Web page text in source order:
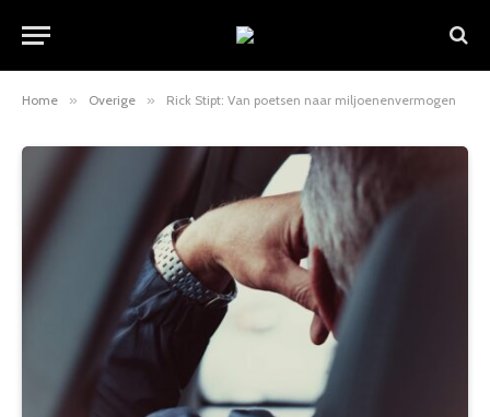
Home » Overige » Rick Stipt: Van poetsen naar miljoenenvermogen